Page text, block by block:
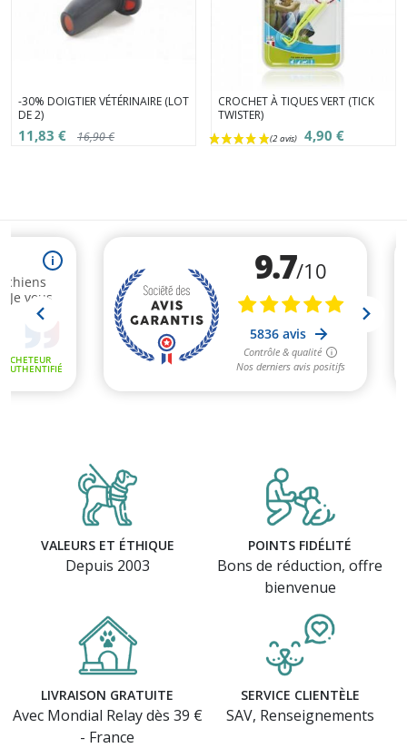
(1 avis)
-30% DOIGTIER VÉTÉRINAIRE (LOT
DE 2)
11,83 € 16,90 €
CROCHET À TIQUES VERT (TICK
TWISTER)
4,90 €
VALEURS ET ÉTHIQUE
Depuis 2003
POINTS FIDÉLITÉ
Bons de réduction, offre
bienvenue
LIVRAISON GRATUITE
Avec Mondial Relay dès 39 €
- France
SERVICE CLIENTÈLE
SAV, Renseignements